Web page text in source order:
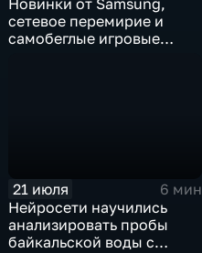
сетевое перемирие и
самобеглые игровые
21 июля
6 мин
Нейросети научились
анализировать пробы
байкальской воды с